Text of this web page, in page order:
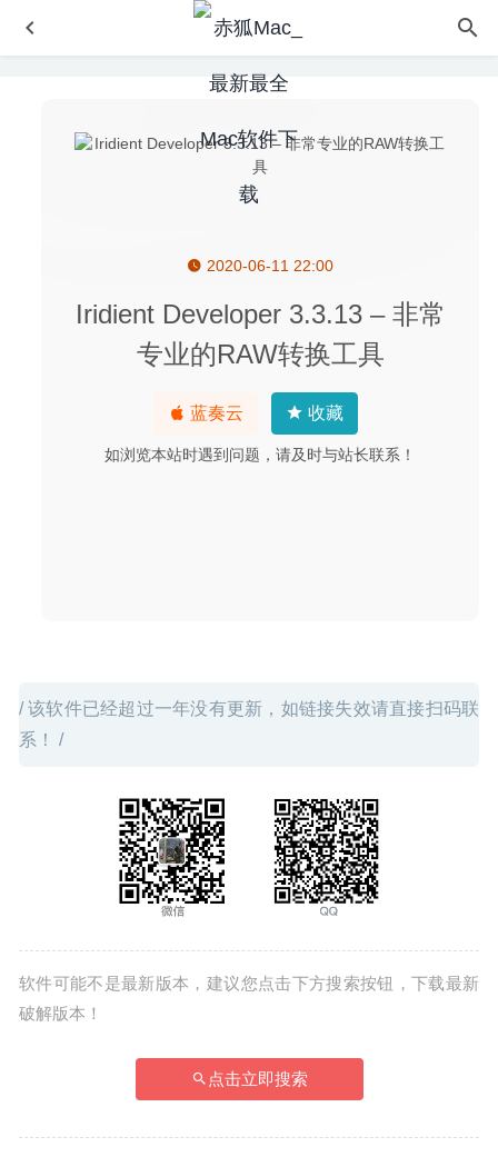
2020-06-11 22:00
Iridient Developer 3.3.13 – 非常
专业的RAW转换工具
蓝奏云 收藏
如浏览本站时遇到问题，请及时与站长联系！
/ 该软件已经超过一年没有更新，如链接失效请直接扫码联
系！ /
软件可能不是最新版本，建议您点击下方搜索按钮，下载最新
破解版本！
点击立即搜索
Adobe Photoshop 2020 21.0.3 for Mac 中文破解版
Iridient Developer 5.5.0 – 非常专业的RAW转换工具
2026-
Bob 0.10.3 中文版-非常好用的划词翻译和截图翻译工具
Image Crop 1.4 – 将图片按比例批量进行裁剪的工具